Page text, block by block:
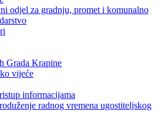
odjel za gradnju, promet i komunalno
Grada Krapine
vijeće
informacijama
radnog vremena ugostiteljskog